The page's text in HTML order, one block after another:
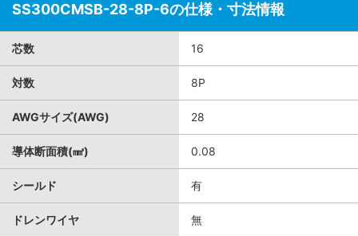
SS300CMSB-28-8P-6の仕様・寸法情報
芯数 16
対数 8P
AWGサイズ(AWG) 28
導体断面積(㎟) 0.08
シールド 有
ドレンワイヤ 無